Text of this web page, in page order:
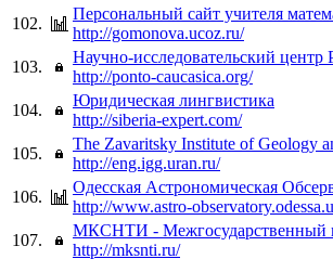
102.
Персональный сайт учителя
http://gomonova.ucoz.ru/
103.
Научно-исследовательский центр
http://ponto-caucasica.org/
104.
Юридическая лингвистика
http://siberia-expert.com/
105.
The Zavaritsky Institute of Geology
http://eng.igg.uran.ru/
106.
Одесская Астрономическая
http://www.astro-
107.
МКСНТИ - Межгосударственный
http://mksnti.ru/